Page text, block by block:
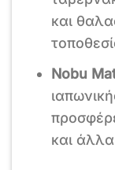
και
Nobu
και